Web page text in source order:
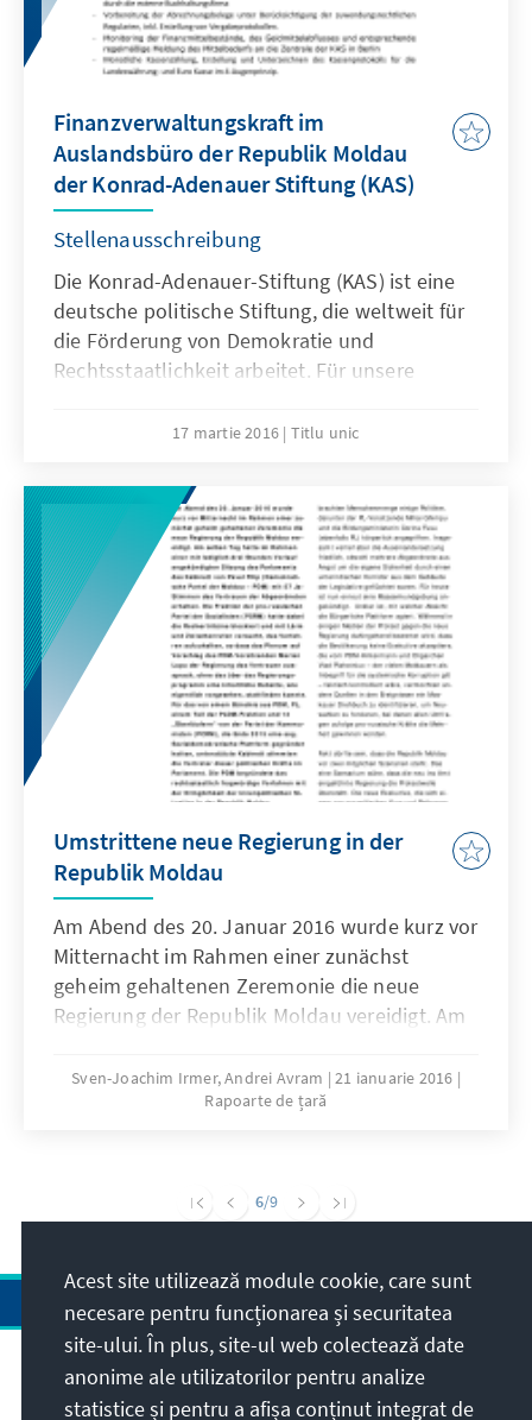
Finanzverwaltungskraft im
Auslandsbüro der Republik Moldau
der Konrad-Adenauer Stiftung (KAS)
Stellenausschreibung
Die Konrad-Adenauer-Stiftung (KAS) ist eine
deutsche politische Stiftung, die weltweit für
die Förderung von Demokratie und
Rechtsstaatlichkeit arbeitet. Für unsere
1.05.2016 eine Finanzverwaltungskraft.
17 martie 2016 Titlu unic
Umstrittene neue Regierung in der
Republik Moldau
Am Abend des 20. Januar 2016 wurde kurz vor
Mitternacht im Rahmen einer zunächst
geheim gehaltenen Zeremonie die neue
Regierung der Republik Moldau vereidigt. Am
lediglich drei Stunden Vorlauf angekündigten
Sitzung des Parlaments das Kabinett von
Abgeordneten erhalten. Die PDM begründete
das rechtsstaatlich fragwürdige Verfahren mit
Situation in der Republik Moldau.
Sven-Joachim Irmer, Andrei Avram
21 ianuarie 2016
Rapoarte de țară
6/9
Adresa
Acest site utilizează module cookie, care sunt
necesare pentru funcționarea și securitatea
site-ului. În plus, site-ul web colectează date
anonime ale utilizatorilor pentru analize
statistice și pentru a afișa conținut integrat de